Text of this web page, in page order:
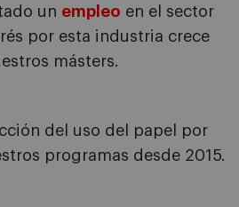
un empleo en el sector
por esta industria crece
másters.
del uso del papel por
programas desde 2015.